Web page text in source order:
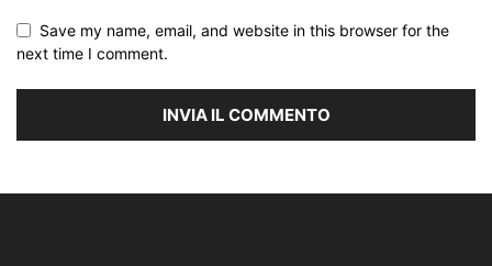
Save my name, email, and website in this browser for the
next time I comment.